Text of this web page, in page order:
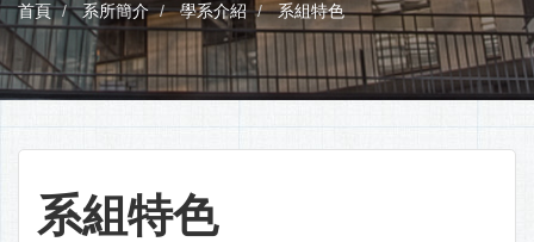
首頁 系所簡介 學系介紹 系組特色
系組特色